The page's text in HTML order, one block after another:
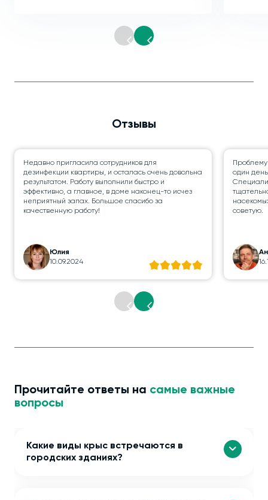
Отзывы
Недавно пригласила сотрудников для
дезинфекции квартиры, и осталась очень довольна
результатом. Работу выполнили быстро и
эффективно, а главное, в доме наконец-то исчез
неприятный запах. Большое спасибо за
качественную работу!
Юлия
10.09.2024
один
советую.
Прочитайте ответы на самые важные
вопросы
Какие виды крыс встречаются в
городских зданиях?